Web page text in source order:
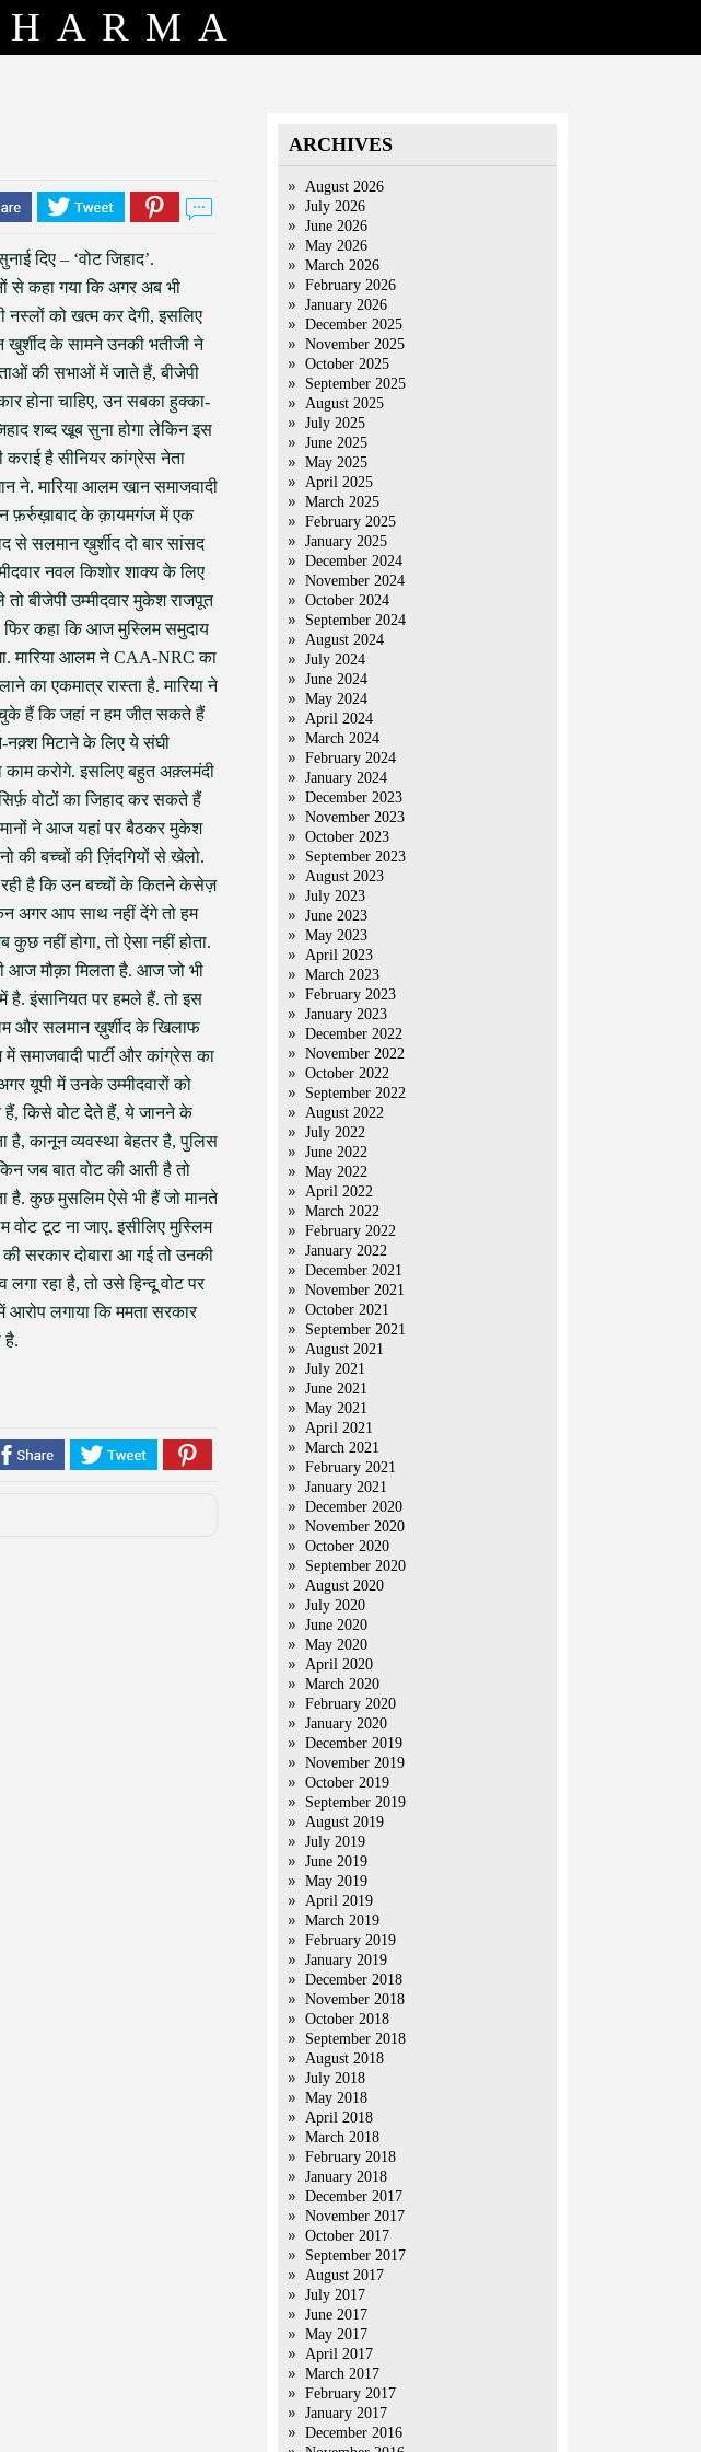
दिए – ‘वोट जिहाद’.
से कहा गया कि अगर अब भी
नस्लों को खत्म कर देगी, इसलिए
के सामने उनकी भतीजी ने
की सभाओं में जाते हैं, बीजेपी
होना चाहिए, उन सबका हुक्का-
शब्द खूब सुना होगा लेकिन इस
कराई है सीनियर कांग्रेस नेता
ने. मारिया आलम खान समाजवादी
फ़र्रुख़ाबाद के क़ायमगंज में एक
से सलमान ख़ुर्शीद दो बार सांसद
नवल किशोर शाक्य के लिए
बीजेपी उम्मीदवार मुकेश राजपूत
फिर कहा कि आज मुस्लिम समुदाय
मारिया आलम ने CAA-NRC का
का एकमात्र रास्ता है. मारिया ने
हैं कि जहां न हम जीत सकते हैं
मिटाने के लिए ये संघी
करोगे. इसलिए बहुत अक़्लमंदी
वोटों का जिहाद कर सकते हैं
ने आज यहां पर बैठकर मुकेश
की बच्चों की ज़िंदगियों से खेलो.
है कि उन बच्चों के कितने केसेज़
अगर आप साथ नहीं देंगे तो हम
होगा, तो ऐसा नहीं होता.
आज मौक़ा मिलता है. आज जो भी
है. इंसानियत पर हमले हैं. तो इस
और सलमान ख़ुर्शीद के खिलाफ
पार्टी और कांग्रेस का
यूपी में उनके उम्मीदवारों को
हैं, किसे वोट देते हैं, ये जानने के
है, कानून व्यवस्था बेहतर है, पुलिस
जब बात वोट की आती है तो
है. कुछ मुसलिम ऐसे भी हैं जो मानते
टूट ना जाए. इसीलिए मुस्लिम
सरकार दोबारा आ गई तो उनकी
रहा है, तो उसे हिन्दू वोट पर
आरोप लगाया कि ममता सरकार
है.
ARCHIVES
August 2026
July 2026
June 2026
May 2026
March 2026
February 2026
January 2026
December 2025
November 2025
October 2025
September 2025
August 2025
July 2025
June 2025
May 2025
April 2025
March 2025
February 2025
January 2025
December 2024
November 2024
October 2024
September 2024
August 2024
July 2024
June 2024
May 2024
April 2024
March 2024
February 2024
January 2024
December 2023
November 2023
October 2023
September 2023
August 2023
July 2023
June 2023
May 2023
April 2023
March 2023
February 2023
January 2023
December 2022
November 2022
October 2022
September 2022
August 2022
July 2022
June 2022
May 2022
April 2022
March 2022
February 2022
January 2022
December 2021
November 2021
October 2021
September 2021
August 2021
July 2021
June 2021
May 2021
April 2021
March 2021
February 2021
January 2021
December 2020
November 2020
October 2020
September 2020
August 2020
July 2020
June 2020
May 2020
April 2020
March 2020
February 2020
January 2020
December 2019
November 2019
October 2019
September 2019
August 2019
July 2019
June 2019
May 2019
April 2019
March 2019
February 2019
January 2019
December 2018
November 2018
October 2018
September 2018
August 2018
July 2018
May 2018
April 2018
March 2018
February 2018
January 2018
December 2017
November 2017
October 2017
September 2017
August 2017
July 2017
June 2017
May 2017
April 2017
March 2017
February 2017
January 2017
December 2016